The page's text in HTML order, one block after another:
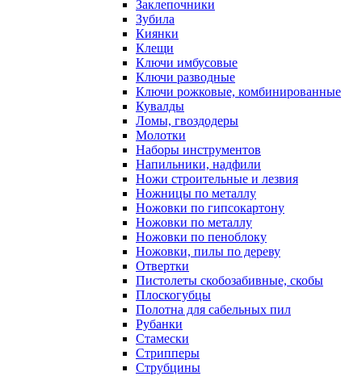
Заклепочники
Зубила
Киянки
Клещи
Ключи имбусовые
Ключи разводные
Ключи рожковые, комбинированные
Кувалды
Ломы, гвоздодеры
Молотки
Наборы инструментов
Напильники, надфили
Ножи строительные и лезвия
Ножницы по металлу
Ножовки по гипсокартону
Ножовки по металлу
Ножовки по пеноблоку
Ножовки, пилы по дереву
Отвертки
Пистолеты скобозабивные, скобы
Плоскогубцы
Полотна для сабельных пил
Рубанки
Стамески
Стрипперы
Струбцины